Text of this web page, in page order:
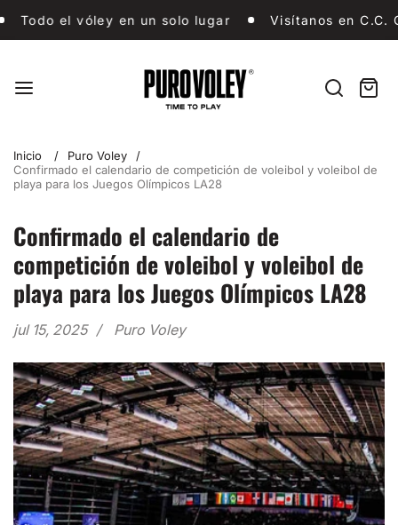
Todo el vóley en un solo lugar Visítanos en C.C.
el vóley en un solo lugar Visítanos en C.C.
Buscar
Inicio
Puro Voley
Confirmado el calendario de competición de voleibol y voleibol de
playa para los Juegos Olímpicos LA28
Confirmado el calendario de
competición de voleibol y voleibol de
playa para los Juegos Olímpicos LA28
jul 15, 2025 Puro Voley